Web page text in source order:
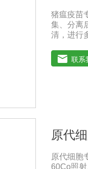
猪瘟疫苗
集、分离
清，进行
的促进
疫苗（尤
联系
原代
原代细胞
60Co照